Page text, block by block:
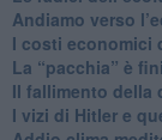
Andiamo verso
I costi economici
​La “pacchia” è
​Il fallimento della
​I vizi di Hitler e